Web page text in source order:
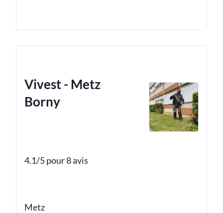
Vivest - Metz
Borny
4.1/5 pour 8 avis
Metz